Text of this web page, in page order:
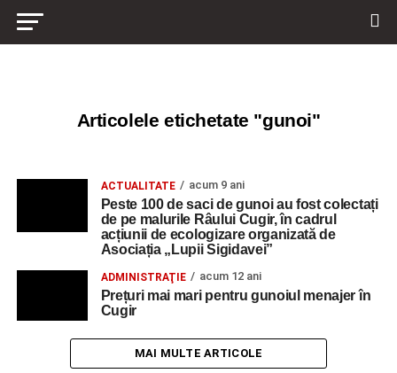
Articolele etichetate "gunoi"
ACTUALITATE acum 9 ani
Peste 100 de saci de gunoi au fost colectați
de pe malurile Râului Cugir, în cadrul
acțiunii de ecologizare organizată de
Asociația „Lupii Sigidavei”
ADMINISTRAŢIE acum 12 ani
Prețuri mai mari pentru gunoiul menajer în
Cugir
MAI MULTE ARTICOLE